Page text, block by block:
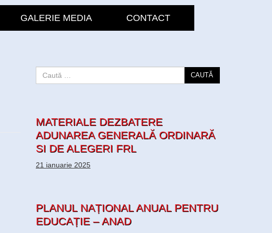
GALERIE MEDIA CONTACT
CAUTĂ
MATERIALE DEZBATERE
ADUNAREA GENERALĂ ORDINARĂ
SI DE ALEGERI FRL
21 ianuarie 2025
PLANUL NAȚIONAL ANUAL PENTRU
EDUCAȚIE – ANAD